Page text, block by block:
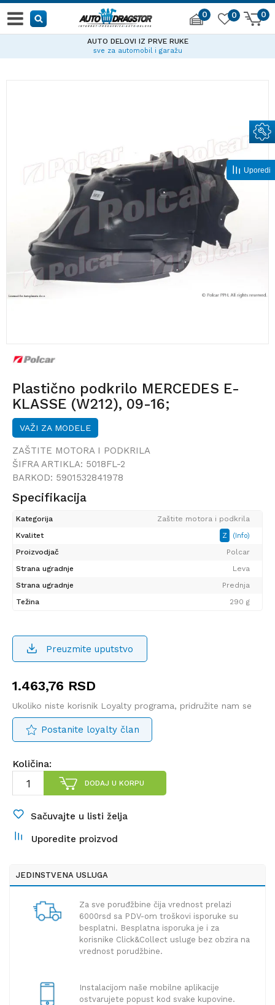
0 0
0
AUTO DELOVI IZ PRVE RUKE
sve za automobil i garažu
Plastično podkrilo MERCEDES E-
KLASSE (W212), 09-16;
VAŽI ZA MODELE
ZAŠTITE MOTORA I PODKRILA
ŠIFRA ARTIKLA: 5018FL-2
BARKOD: 5901532841978
Specifikacija
Kategorija
Zaštite motora i podkrila
Kvalitet
Z (Info)
Proizvodjač
Polcar
Strana ugradnje
Leva
Strana ugradnje
Prednja
Težina
290 g
Preuzmite uputstvo
1.463,76 RSD
Ukoliko niste korisnik Loyalty programa, pridružite nam se
Postanite loyalty član
Količina:
DODAJ U KORPU
Sačuvajte u listi želja
Uporedite proizvod
JEDINSTVENA USLUGA
Za sve poruđžbine čija vrednost prelazi
6000rsd sa PDV-om troškovi isporuke su
besplatni. Besplatna isporuka je i za
korisnike Click&Collect usluge bez obzira na
vrednost porudžbine.
Instalacijom naše mobilne aplikacije
ostvarujete popust kod svake kupovine.
Uporedi